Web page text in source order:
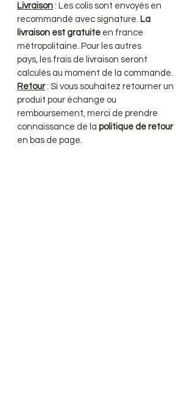
Livraison : Les colis sont envoyés en
recommandé avec signature. La
livraison est gratuite en france
métropolitaine. Pour les autres
pays, les frais de livraison seront
calculés au moment de la commande.
Retour: Si vous souhaitez retourner un
produit pour échange ou
remboursement, merci de prendre
connaissance de la politique de retour
en bas de page.